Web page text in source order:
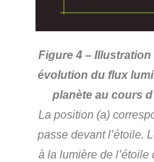
Figure 4 –
évolution du flux
planète au cours
La position (a)
passe devant l’étoile.
à la lumière de l’étoile